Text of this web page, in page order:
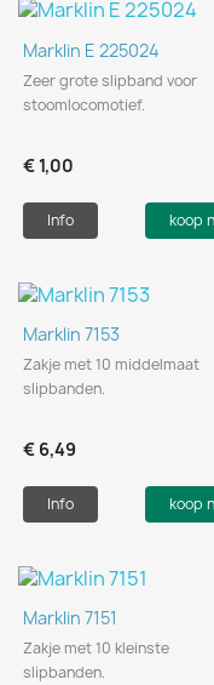
Marklin E 225024
Zeer grote slipband voor
stoomlocomotief.
€ 1,00
Info koop
Marklin 7153
Zakje met 10 middelmaat
slipbanden.
€ 6,49
Info koop
Marklin 7151
Zakje met 10 kleinste
slipbanden.